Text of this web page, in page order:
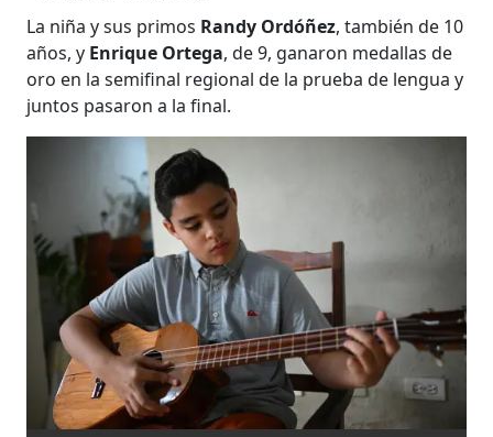
La niña y sus primos Randy Ordóñez, también de 10
años, y Enrique Ortega, de 9, ganaron medallas de
oro en la semifinal regional de la prueba de lengua y
juntos pasaron a la final.